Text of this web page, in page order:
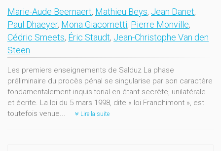
Marie-Aude Beernaert, Mathieu Beys, Jean Danet,
Paul Dhaeyer, Mona Giacometti, Pierre Monville,
Cédric Smeets, Éric Staudt, Jean-Christophe Van den
Steen
Les premiers enseignements de Salduz La phase
préliminaire du procès pénal se singularise par son caractère
fondamentalement inquisitorial en étant secrète, unilatérale
et écrite. La loi du 5 mars 1998, dite « loi Franchimont », est
toutefois venue...
Lire la suite